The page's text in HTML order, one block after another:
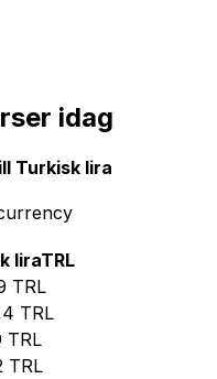
idag
Turkisk lira
liraTRL
TRL
TRL
TRL
TRL